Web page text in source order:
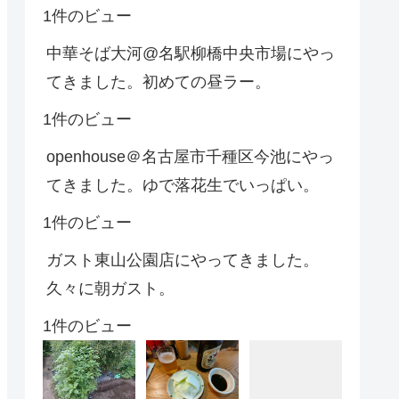
1件のビュー
中華そば大河@名駅柳橋中央市場にやっ
てきました。初めての昼ラー。
1件のビュー
openhouse＠名古屋市千種区今池にやっ
てきました。ゆで落花生でいっぱい。
1件のビュー
ガスト東山公園店にやってきました。
久々に朝ガスト。
1件のビュー